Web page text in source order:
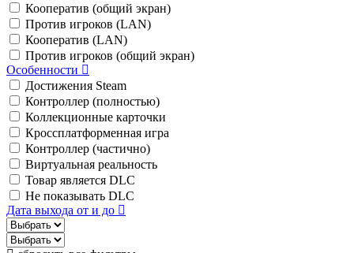
Кооператив (общий экран)
Против игроков (LAN)
Кооператив (LAN)
Против игроков (общий экран)
Особенности
Достижения Steam
Контроллер (полностью)
Коллекционные карточки
Кроссплатформенная игра
Контроллер (частично)
Виртуальная реальность
Товар является DLC
Не показывать DLC
Дата выхода от и до